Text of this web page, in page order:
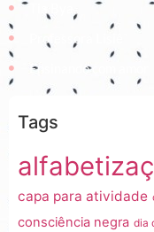
Professora Lisiê
Ensinando com amor
Tags
capa para atividade
consciência negra dia